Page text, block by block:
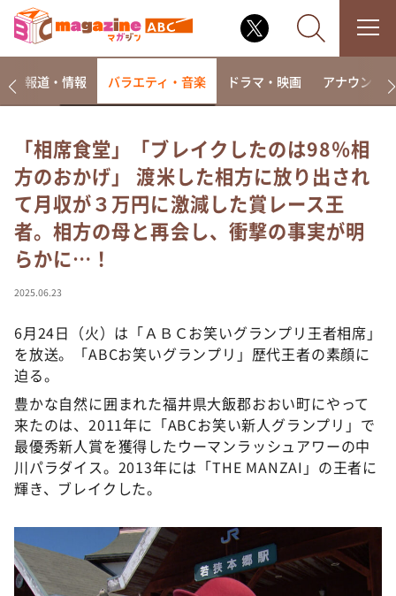
なるみ・岡村の過ぎるTV
相席食堂
これ余談なんですけど・・・
～人生密着トークバラエティ！～ やすとものいたっ
て真剣です
news おかえり
河合＆A.B.C-Z塚田×福井アナ「なんでやねん！？」
DAIGOも台所 ～きょうの献立 何にする？～
本日はダイアンなり！シーズン２
朝だ！生です旅サラダ
教えて！ニュースライブ 正義のミカタ
ＬＩＦＥ～夢のカタチ～
新婚さんいらっしゃい！
ポツンと一軒家
報道・情報 バラエティ・音楽 ドラマ・映画 アナウンサー
「相席食堂」「ブレイクしたのは98％相
方のおかげ」 渡米した相方に放り出され
て月収が３万円に激減した賞レース王
者。相方の母と再会し、衝撃の事実が明
らかに…！
2025.06.23
6月24日（火）は「ＡＢＣお笑いグランプリ王者相席」
を放送。「ABCお笑いグランプリ」歴代王者の素顔に
迫る。
豊かな自然に囲まれた福井県大飯郡おおい町にやって
来たのは、2011年に「ABCお笑い新人グランプリ」で
最優秀新人賞を獲得したウーマンラッシュアワーの中
川パラダイス。2013年には「THE МANZAI」の王者に
輝き、ブレイクした。